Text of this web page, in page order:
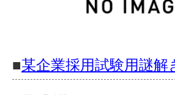
■某企業採用試験用謎解